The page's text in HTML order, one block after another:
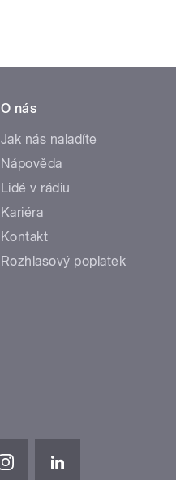
O nás
Jak nás naladíte
Nápověda
Lidé v rádiu
Kariéra
Kontakt
Rozhlasový poplatek